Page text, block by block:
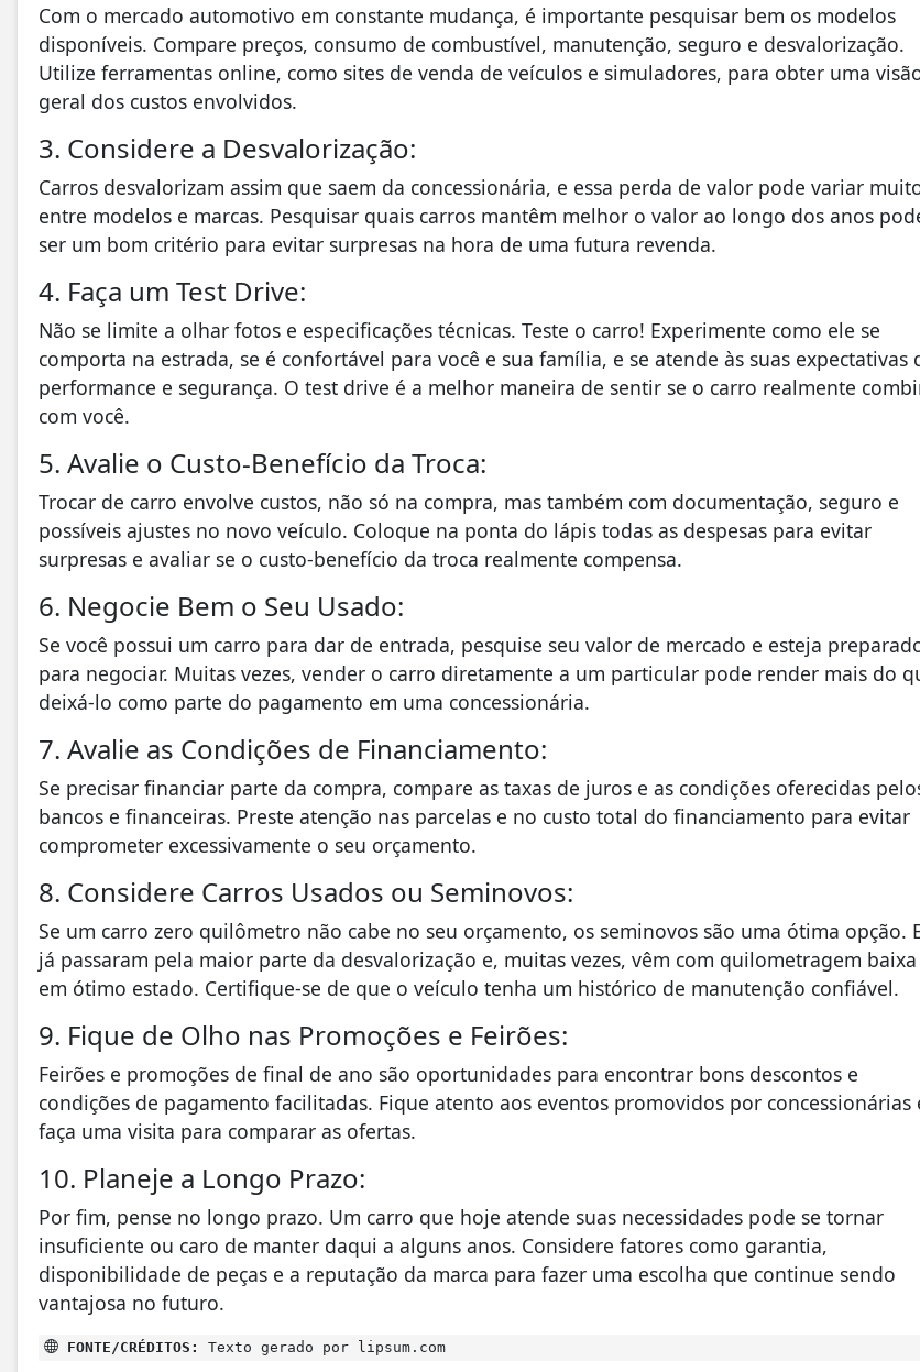
Com o mercado automotivo em constante mudança, é importante pesquisar bem os modelos
disponíveis. Compare preços, consumo de combustível, manutenção, seguro e desvalorização.
Utilize ferramentas online, como sites de venda de veículos e simuladores, para obter uma
geral dos custos envolvidos.
3. Considere a Desvalorização:
Carros desvalorizam assim que saem da concessionária, e essa perda de valor pode variar
entre modelos e marcas. Pesquisar quais carros mantêm melhor o valor ao longo dos anos
ser um bom critério para evitar surpresas na hora de uma futura revenda.
4. Faça um Test Drive:
Não se limite a olhar fotos e especificações técnicas. Teste o carro! Experimente como ele se
comporta na estrada, se é confortável para você e sua família, e se atende às suas expectativas
performance e segurança. O test drive é a melhor maneira de sentir se o carro realmente
com você.
5. Avalie o Custo-Benefício da Troca:
Trocar de carro envolve custos, não só na compra, mas também com documentação, seguro e
possíveis ajustes no novo veículo. Coloque na ponta do lápis todas as despesas para evitar
surpresas e avaliar se o custo-benefício da troca realmente compensa.
6. Negocie Bem o Seu Usado:
Se você possui um carro para dar de entrada, pesquise seu valor de mercado e esteja
para negociar. Muitas vezes, vender o carro diretamente a um particular pode render mais do
deixá-lo como parte do pagamento em uma concessionária.
7. Avalie as Condições de Financiamento:
Se precisar financiar parte da compra, compare as taxas de juros e as condições oferecidas
bancos e financeiras. Preste atenção nas parcelas e no custo total do financiamento para evitar
comprometer excessivamente o seu orçamento.
8. Considere Carros Usados ou Seminovos:
Se um carro zero quilômetro não cabe no seu orçamento, os seminovos são uma ótima opção.
já passaram pela maior parte da desvalorização e, muitas vezes, vêm com quilometragem baixa
em ótimo estado. Certifique-se de que o veículo tenha um histórico de manutenção confiável.
9. Fique de Olho nas Promoções e Feirões:
Feirões e promoções de final de ano são oportunidades para encontrar bons descontos e
condições de pagamento facilitadas. Fique atento aos eventos promovidos por concessionárias
faça uma visita para comparar as ofertas.
10. Planeje a Longo Prazo:
Por fim, pense no longo prazo. Um carro que hoje atende suas necessidades pode se tornar
insuficiente ou caro de manter daqui a alguns anos. Considere fatores como garantia,
disponibilidade de peças e a reputação da marca para fazer uma escolha que continue sendo
vantajosa no futuro.
FONTE/CRÉDITOS: Texto gerado por lipsum.com